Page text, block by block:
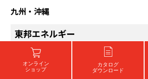
オンライン
ショップ
カタログ
ダウンロード
九州・沖縄
東邦エネルギー
〒834-0067 福岡県 八女市龍ヶ
Googleマップで見る